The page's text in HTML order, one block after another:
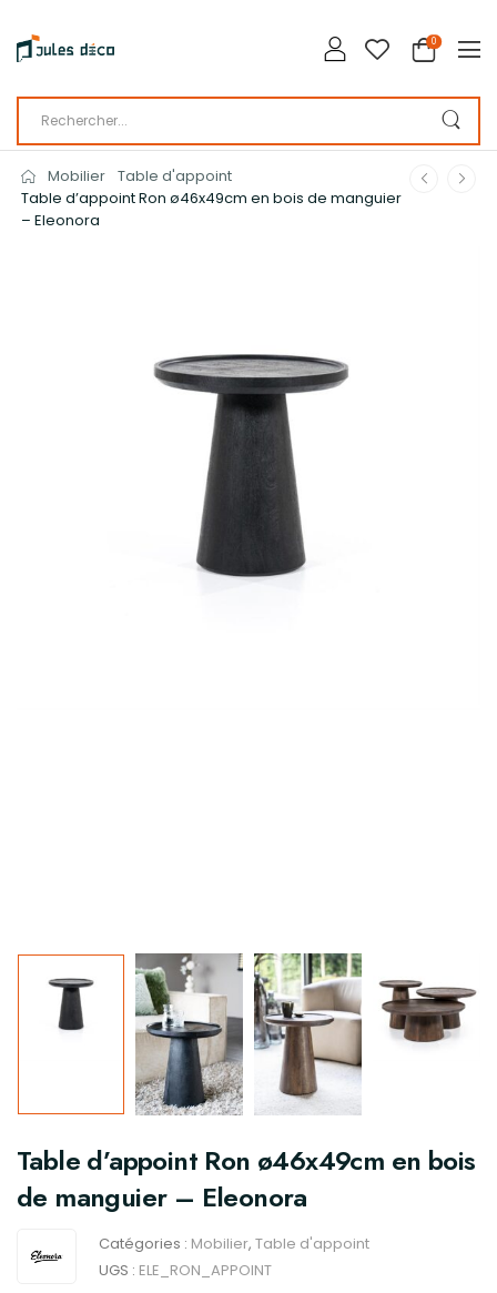
0
Mobilier Table d'appoint
Table d’appoint Ron ø46x49cm en bois de manguier
– Eleonora
Table d’appoint Ron ø46x49cm en bois
de manguier – Eleonora
Catégories : Mobilier, Table d'appoint
UGS : ELE_RON_APPOINT